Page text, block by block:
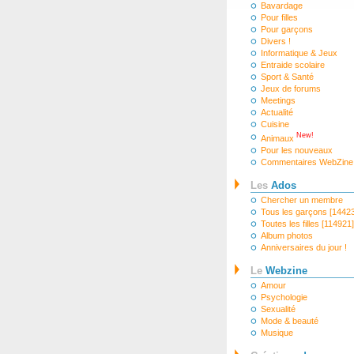
Bavardage
Pour filles
Pour garçons
Divers !
Informatique & Jeux
Entraide scolaire
Sport & Santé
Jeux de forums
Meetings
Actualité
Cuisine
Animaux New!
Pour les nouveaux
Commentaires WebZine
Les Ados
Chercher un membre
Tous les garçons
Toutes les filles [114921]
Album photos
Anniversaires du jour !
Le Webzine
Amour
Psychologie
Sexualité
Mode & beauté
Musique